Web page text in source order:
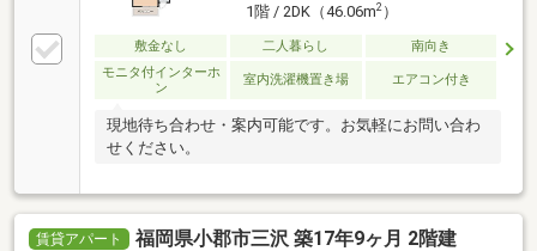
1階 / 2DK（46.06m2）
敷金なし 二人暮らし
南向き
モニタ付インターホ
ン
室内洗濯機置き場 エアコン付き
現地待ち合わせ・案内可能です。お気軽にお問い合わ
せください。
賃貸アパート 福岡県小郡市三沢 築17年9ヶ月 2階建